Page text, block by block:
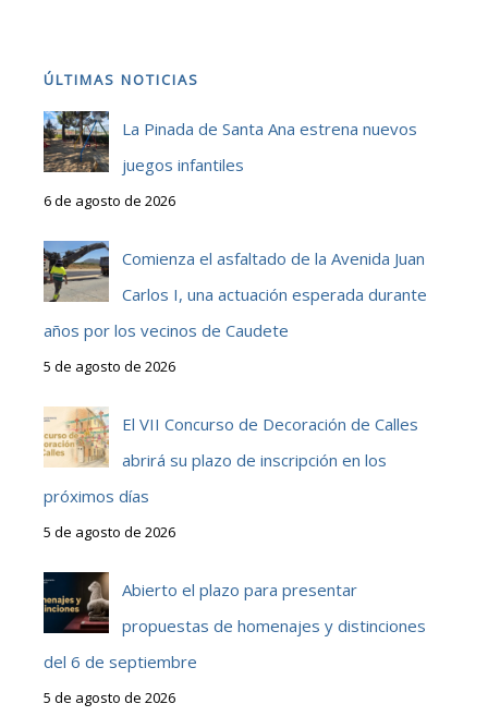
ÚLTIMAS NOTICIAS
La Pinada de Santa Ana estrena nuevos
juegos infantiles
6 de agosto de 2026
Comienza el asfaltado de la Avenida Juan
Carlos I, una actuación esperada durante
años por los vecinos de Caudete
5 de agosto de 2026
El VII Concurso de Decoración de Calles
abrirá su plazo de inscripción en los
próximos días
5 de agosto de 2026
Abierto el plazo para presentar
propuestas de homenajes y distinciones
del 6 de septiembre
5 de agosto de 2026